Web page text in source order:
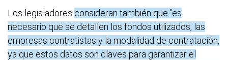
Los legisladores consideran también que "es
necesario que se detallen los fondos utilizados, las
empresas contratistas y la modalidad de contratación,
ya que estos datos son claves para garantizar el